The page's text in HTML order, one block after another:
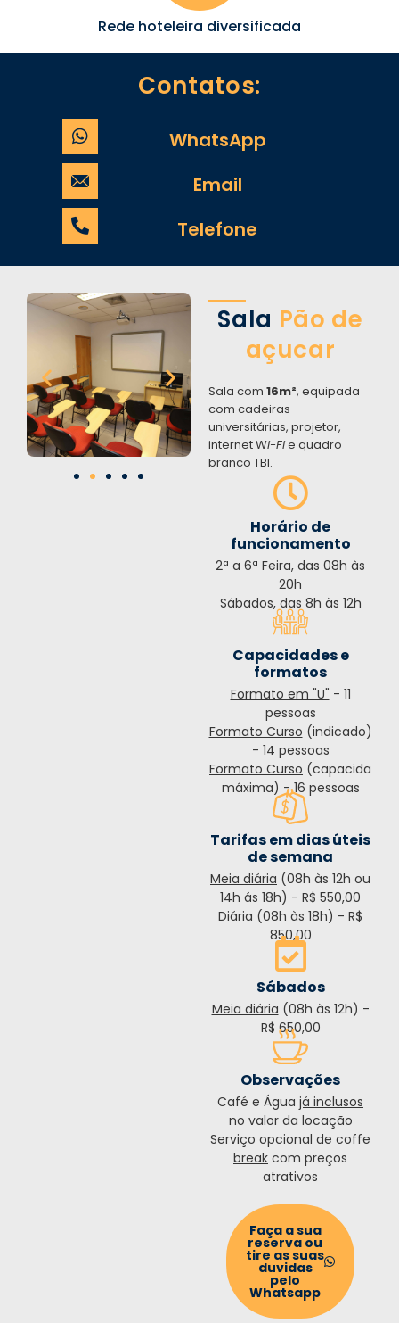
Rede hoteleira diversificada
Contatos:
WhatsApp
Email
Telefone
Sala Pão de
açucar
Sala com 16m², equipada
com cadeiras
universitárias, projetor,
internet Wi-Fie quadro
branco TBI.
Horário de
funcionamento
2ª a 6ª Feira, das 08h às
20h
Sábados, das 8h às 12h
Capacidades e
formatos
Formato em "U" - 11
pessoas
Formato Curso (indicado)
- 14 pessoas
Formato Curso (capacida
máxima) - 16 pessoas
Tarifas em dias úteis
de semana
Meia diária (08h às 12h ou
14h ás 18h) - R$ 550,00
Diária (08h às 18h) - R$
850,00
Sábados
Meia diária (08h às 12h) -
R$ 650,00
Observações
Café e Água já inclusos
no valor da locação
Serviço opcional de coffe
break com preços
atrativos
Faça a sua
reserva ou
tire as suas
duvidas
pelo
Whatsapp